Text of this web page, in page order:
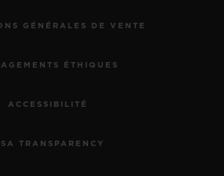
GÉNÉRALES DE VENTE
ÉTHIQUES
ACCESSIBILITÉ
TRANSPARENCY